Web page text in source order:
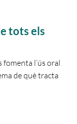
tots els
fomenta l’ús oral
de què tracta